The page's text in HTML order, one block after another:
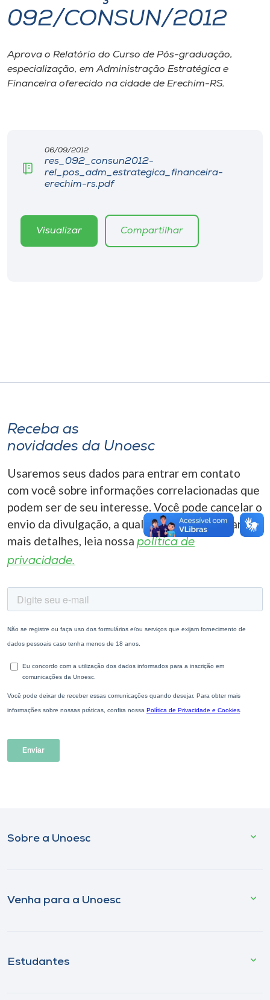
I.nova
Diplomados
Biblioteca
Rádio
A+
092/CONSUN/2012
Aprova o Relatório do Curso de Pós-graduação,
especialização, em Administração Estratégica e
Financeira oferecido na cidade de Erechim-RS.
06/09/2012
res_092_consun2012-
rel_pos_adm_estrategica_financeira-
erechim-rs.pdf
Visualizar Compartilhar
Receba as
novidades da Unoesc
Usaremos seus dados para entrar em contato
com você sobre informações correlacionadas que
podem ser de seu interesse. Você pode cancelar o
envio da divulgação, a qualquer momento. Para
mais detalhes, leia nossa política de
privacidade.
Sobre a Unoesc
Venha para a Unoesc
Estudantes